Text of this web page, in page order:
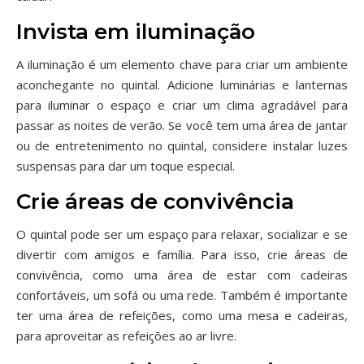
Invista em iluminação
A iluminação é um elemento chave para criar um ambiente
aconchegante no quintal. Adicione luminárias e lanternas
para iluminar o espaço e criar um clima agradável para
passar as noites de verão. Se você tem uma área de jantar
ou de entretenimento no quintal, considere instalar luzes
suspensas para dar um toque especial.
Crie áreas de convivência
O quintal pode ser um espaço para relaxar, socializar e se
divertir com amigos e família. Para isso, crie áreas de
convivência, como uma área de estar com cadeiras
confortáveis, um sofá ou uma rede. Também é importante
ter uma área de refeições, como uma mesa e cadeiras,
para aproveitar as refeições ao ar livre.